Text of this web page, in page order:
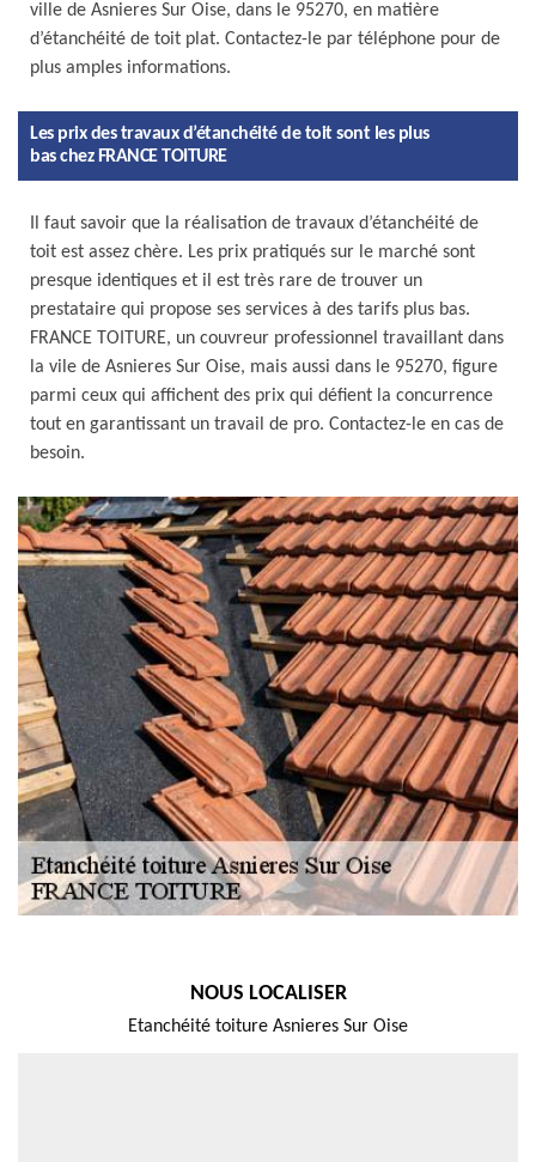
ville de Asnieres Sur Oise, dans le 95270, en matière
d’étanchéité de toit plat. Contactez-le par téléphone pour de
plus amples informations.
Les prix des travaux d’étanchéité de toit sont les plus
bas chez FRANCE TOITURE
Il faut savoir que la réalisation de travaux d’étanchéité de
toit est assez chère. Les prix pratiqués sur le marché sont
presque identiques et il est très rare de trouver un
prestataire qui propose ses services à des tarifs plus bas.
FRANCE TOITURE, un couvreur professionnel travaillant dans
la vile de Asnieres Sur Oise, mais aussi dans le 95270, figure
parmi ceux qui affichent des prix qui défient la concurrence
tout en garantissant un travail de pro. Contactez-le en cas de
besoin.
NOUS LOCALISER
Etanchéité toiture Asnieres Sur Oise